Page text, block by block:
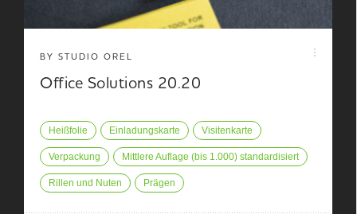
BY STUDIO OREL
Office Solutions 20.20
Heißfolie Einladungskarte Visitenkarte
Verpackung Mittlere Auflage (bis 1.000) standardisiert
Rillen und Nuten Prägen